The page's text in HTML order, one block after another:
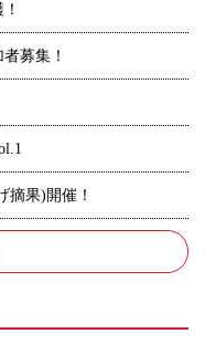
募集！
摘果)開催！